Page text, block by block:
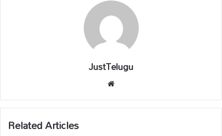
JustTelugu
bsi
te
Related Articles